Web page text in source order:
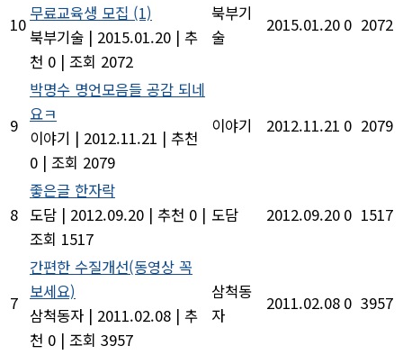
10
무료교육생 모집 (1)
북부기술 | 2015.01.20 | 추
천 0 | 조회 2072
북부기
술
2015.01.20 0 2072
9
박명수 명언모음들 공감 되네
요ㅋ
이야기 | 2012.11.21 | 추천
0 | 조회 2079
이야기 2012.11.21 0 2079
8
좋은글 한자락
도담 | 2012.09.20 | 추천 0 |
조회 1517
도담 2012.09.20 0 1517
7
간편한 수질개선(동영상 꼭
보세요)
삼척동자 | 2011.02.08 | 추
천 0 | 조회 3957
삼척동
자
2011.02.08 0 3957